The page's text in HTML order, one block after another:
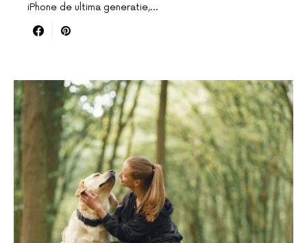
iPhone de ultima generatie,…